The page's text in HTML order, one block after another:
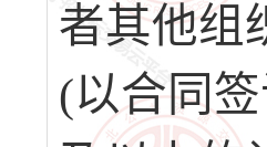
者其他组
(以合同